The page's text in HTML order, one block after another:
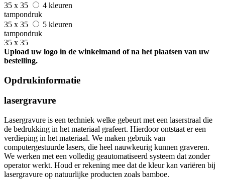
35 x 35
4 kleuren
tampondruk
35 x 35
5 kleuren
tampondruk
35 x 35
Upload uw logo in de winkelmand of na het plaatsen van uw
bestelling.
Opdrukinformatie
lasergravure
Lasergravure is een techniek welke gebeurt met een laserstraal die
de bedrukking in het materiaal grafeert. Hierdoor ontstaat er een
verdieping in het materiaal. We maken gebruik van
computergestuurde lasers, die heel nauwkeurig kunnen graveren.
We werken met een volledig geautomatiseerd systeem dat zonder
operator werkt. Houd er rekening mee dat de kleur kan variëren bij
lasergravure op natuurlijke producten zoals bamboe.